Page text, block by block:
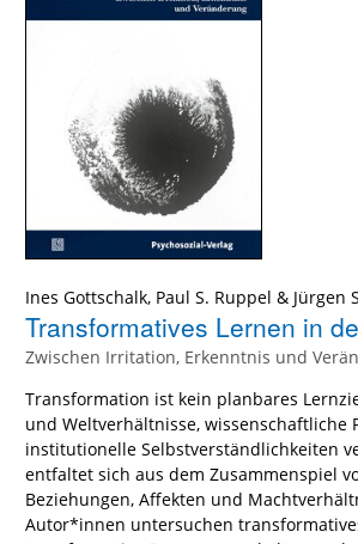
Ines Gottschalk, Paul S. Ruppel & Jürgen
Transformatives Lernen in
Zwischen Irritation, Erkenntnis und
Transformation ist kein planbares
und Weltverhältnisse, wissenschaftliche
institutionelle Selbstverständlichkeiten
entfaltet sich aus dem Zusammenspiel
Beziehungen, Affekten und
Autor*innen untersuchen